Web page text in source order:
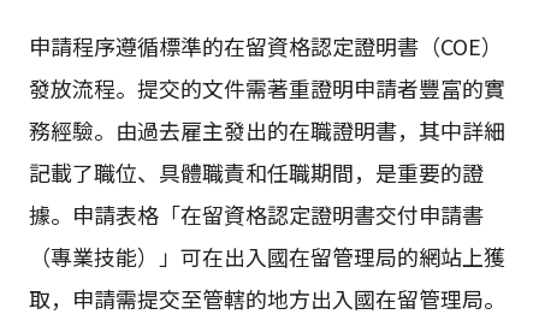
申請程序遵循標準的在留資格認定證明書（COE）
發放流程。提交的文件需著重證明申請者豐富的實
務經驗。由過去雇主發出的在職證明書，其中詳細
記載了職位、具體職責和任職期間，是重要的證
據。申請表格「在留資格認定證明書交付申請書
（專業技能）」可在出入國在留管理局的網站上獲
取，申請需提交至管轄的地方出入國在留管理局。